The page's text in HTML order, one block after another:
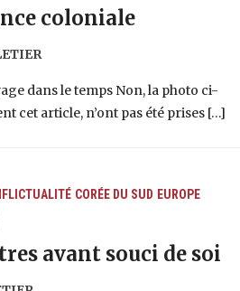
coloniale
dans le temps Non, la photo ci-
cet article, n’ont pas été prises […]
CORÉE DU SUD EUROPE
avant souci de soi